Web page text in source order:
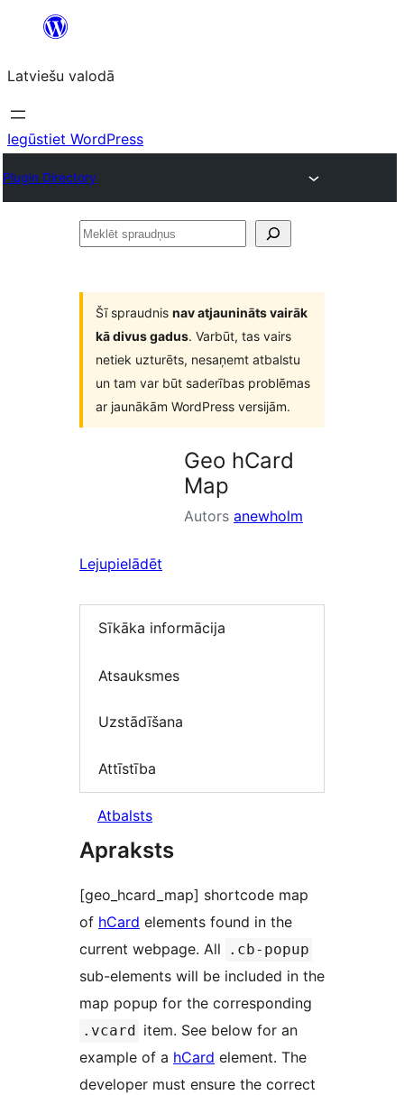
Pāriet
saturu
Latviešu valodā
Iegūstiet WordPress
Plugin Directory
Meklēt
Šī spraudnis nav atjaunināts vairāk
kā divus gadus. Varbūt, tas vairs
netiek uzturēts, nesaņemt atbalstu
un tam var būt saderības problēmas
ar jaunākām WordPress versijām.
Geo hCard
Map
Autors anewholm
Lejupielādēt
Sīkāka informācija
Atsauksmes
Uzstādīšana
Attīstība
Atbalsts
Apraksts
[geo_hcard_map] shortcode map
of hCard elements found in the
current webpage. All
.cb-popup
sub-elements will be included in the
map popup for the corresponding
.vcard
item. See below for an
example of a hCard element. The
developer must ensure the correct